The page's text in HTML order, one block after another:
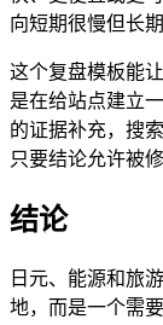
向短期很慢但长
这个复盘模板能
是在给站点建立
的证据补充，搜
只要结论允许被
结论
日元、能源和旅
地，而是一个需